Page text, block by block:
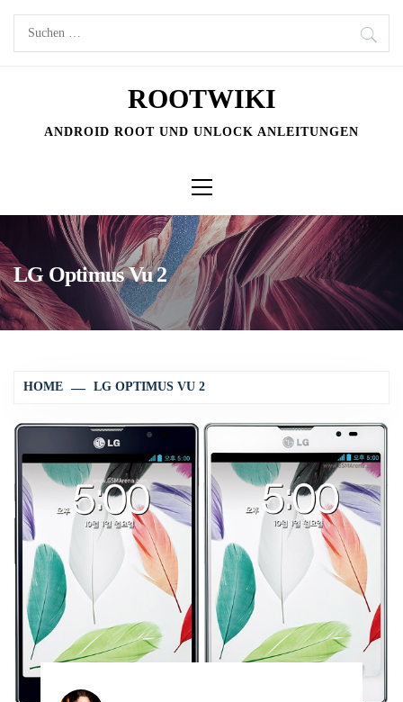
Skip
Suchen
nach:
ROOTWIKI
ANDROID ROOT UND UNLOCK ANLEITUNGEN
Menu
LG Optimus Vu 2
HOME LG OPTIMUS VU 2